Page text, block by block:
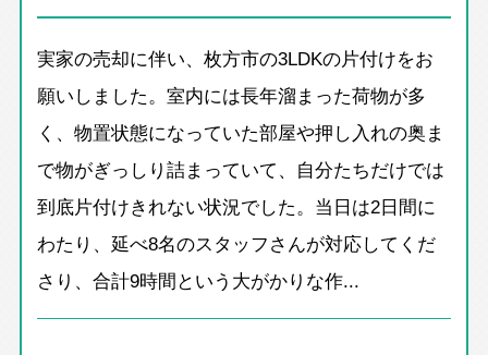
実家の売却に伴い、枚方市の3LDKの片付けをお
願いしました。室内には長年溜まった荷物が多
く、物置状態になっていた部屋や押し入れの奥ま
で物がぎっしり詰まっていて、自分たちだけでは
到底片付けきれない状況でした。当日は2日間に
わたり、延べ8名のスタッフさんが対応してくだ
さり、合計9時間という大がかりな作...